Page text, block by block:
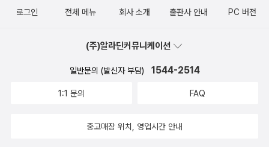
는데, 나도 손가락이 좀 아프고 무릎도 좀 아파서 (힐 훅 수업 때문일
사진을 보면서 이렇게 건강해야 하는데 남편은 염증이 많고 끊어진
아...결국 남편은 무릎 보호대를 차고 목발을 짚고 오늘까지 2주 째 그
러고 있다. 내가 주짓수 하러 갈 때마다 아주 부러워한다. ㅎㅎㅎ4. 나
아하는데, 최근 그닥 재미가 없어서 안 보다가 마음에 드는 드라마들
로그인 전체 메뉴 회사 소개 출판사 안내 PC 버전
(주)알라딘커뮤니케이션
일반문의 (발신자 부담) 1544-2514
1:1 문의 FAQ
중고매장 위치, 영업시간 안내